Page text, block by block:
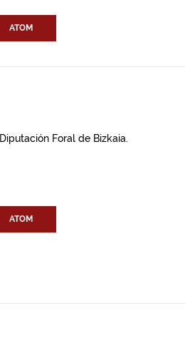
ATOM
Foral de Bizkaia.
ATOM